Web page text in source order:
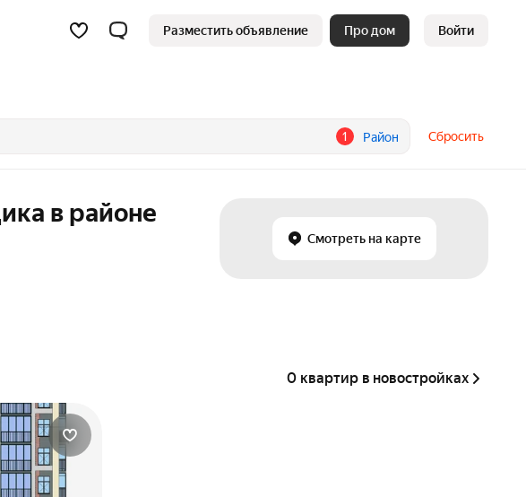
Разместить объявление Про дом Войти
1 Район Сбросить
в районе
Смотреть на карте
0 квартир в новостройках